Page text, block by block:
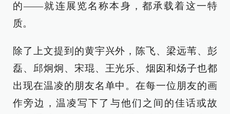
的——就连展览名称本身，都承载着这一特
质。
除了上文提到的黄宇兴外，陈飞、梁远苇、彭
磊、邱炯炯、宋琨、王光乐、烟囱和炀子也都
出现在温凌的朋友名单中。在每一位朋友的画
作旁边，温凌写下了与他们之间的佳话或故